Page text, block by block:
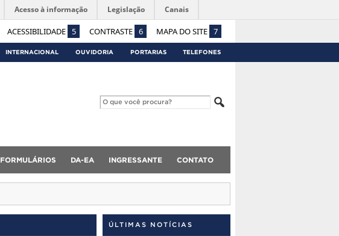
ACESSIBILIDADE 5 CONTRASTE 6 MAPA DO SITE 7
Acesso à informação Legislação Canais
INTERNACIONAL OUVIDORIA PORTARIAS TELEFONES
FORMULÁRIOS DA-EA INGRESSANTE CONTATO
ÚLTIMAS NOTÍCIAS